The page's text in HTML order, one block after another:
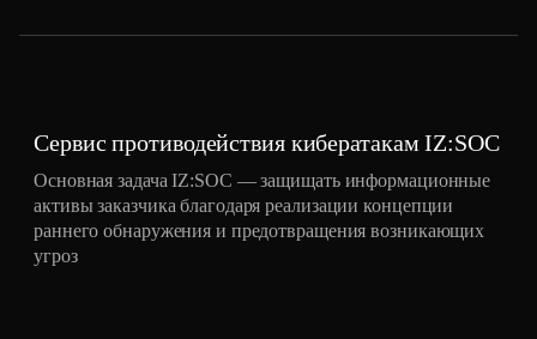
Cервис противодействия кибератакам IZ:SOC
Основная задача IZ:SOC — защищать информационные
активы заказчика благодаря реализации концепции
раннего обнаружения и предотвращения возникающих
угроз